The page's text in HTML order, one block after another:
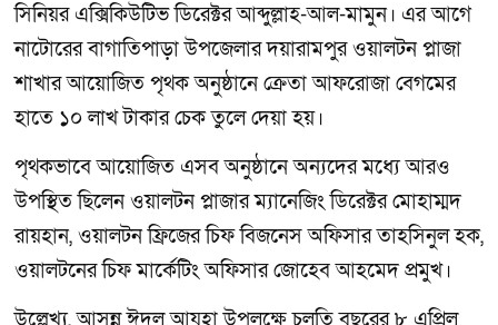
সিনিয়র এক্সিকিউটিভ ডিরেক্টর আব্দুল্লাহ-আল-মামুন। এর আগে
নাটোরের বাগাতিপাড়া উপজেলার দয়ারামপুর ওয়ালটন প্লাজা
শাখার আয়োজিত পৃথক অনুষ্ঠানে ক্রেতা আফরোজা বেগমের
হাতে ১০ লাখ টাকার চেক তুলে দেয়া হয়।
পৃথকভাবে আয়োজিত এসব অনুষ্ঠানে অন্যদের মধ্যে আরও
উপস্থিত ছিলেন ওয়ালটন প্লাজার ম্যানেজিং ডিরেক্টর মোহাম্মদ
রায়হান, ওয়ালটন ফ্রিজের চিফ বিজনেস অফিসার তাহসিনুল হক,
ওয়ালটনের চিফ মার্কেটিং অফিসার জোহেব আহমেদ প্রমুখ।